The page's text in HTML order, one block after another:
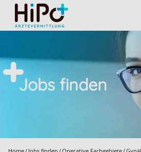
Skip to main content
Jobs finden